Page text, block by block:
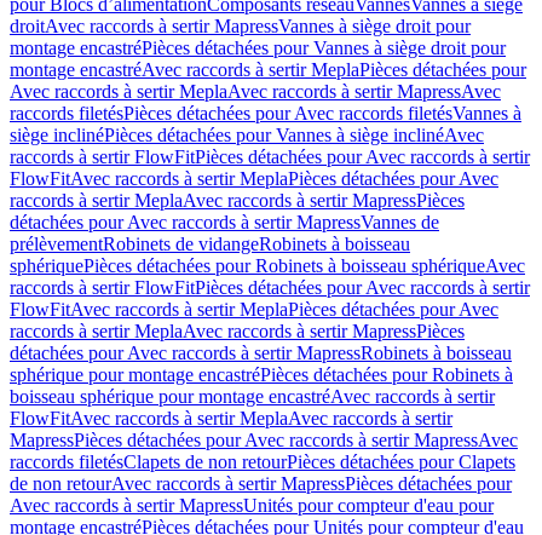
pour Blocs d’alimentationComposants réseauVannesVannes à siège
droitAvec raccords à sertir MapressVannes à siège droit pour
montage encastréPièces détachées pour Vannes à siège droit pour
montage encastréAvec raccords à sertir MeplaPièces détachées pour
Avec raccords à sertir MeplaAvec raccords à sertir MapressAvec
raccords filetésPièces détachées pour Avec raccords filetésVannes à
siège inclinéPièces détachées pour Vannes à siège inclinéAvec
raccords à sertir FlowFitPièces détachées pour Avec raccords à sertir
FlowFitAvec raccords à sertir MeplaPièces détachées pour Avec
raccords à sertir MeplaAvec raccords à sertir MapressPièces
détachées pour Avec raccords à sertir MapressVannes de
prélèvementRobinets de vidangeRobinets à boisseau
sphériquePièces détachées pour Robinets à boisseau sphériqueAvec
raccords à sertir FlowFitPièces détachées pour Avec raccords à sertir
FlowFitAvec raccords à sertir MeplaPièces détachées pour Avec
raccords à sertir MeplaAvec raccords à sertir MapressPièces
détachées pour Avec raccords à sertir MapressRobinets à boisseau
sphérique pour montage encastréPièces détachées pour Robinets à
boisseau sphérique pour montage encastréAvec raccords à sertir
FlowFitAvec raccords à sertir MeplaAvec raccords à sertir
MapressPièces détachées pour Avec raccords à sertir MapressAvec
raccords filetésClapets de non retourPièces détachées pour Clapets
de non retourAvec raccords à sertir MapressPièces détachées pour
Avec raccords à sertir MapressUnités pour compteur d'eau pour
montage encastréPièces détachées pour Unités pour compteur d'eau